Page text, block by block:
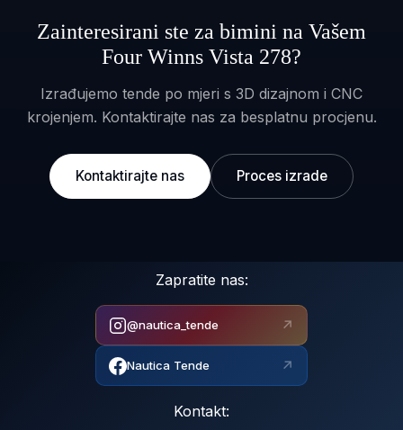
Zainteresirani ste za bimini na Vašem
Four Winns Vista 278?
Izrađujemo tende po mjeri s 3D dizajnom i CNC
krojenjem. Kontaktirajte nas za besplatnu procjenu.
Kontaktirajte nas Proces izrade
Zapratite nas:
@nautica_tende ↗
Nautica Tende ↗
Kontakt: